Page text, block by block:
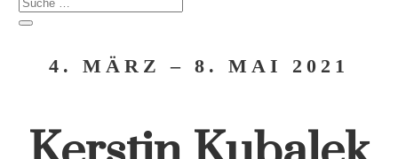
4. MÄRZ – 8. MAI 2021